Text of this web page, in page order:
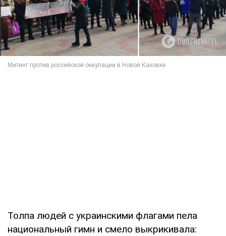
Толпа людей с украинскими флагами пела
национальный гимн и смело выкрикивала: